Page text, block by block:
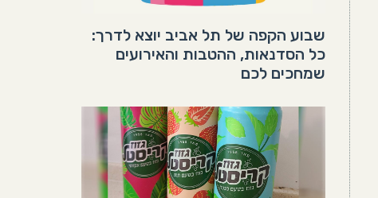
שבוע הקפה של תל אביב יוצא לדרך:
כל הסדנאות, ההטבות והאירועים
שמחכים לכם